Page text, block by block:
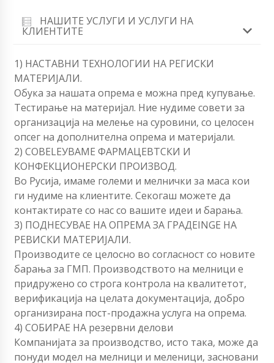
НАШИТЕ УСЛУГИ И УСЛУГИ НА
КЛИЕНТИТЕ
1) НАСТАВНИ ТЕХНОЛОГИИ НА РЕГИСКИ
МАТЕРИЈАЛИ.
Обука за нашата опрема е можна пред купување.
Тестирање на материјал. Ние нудиме совети за
организација на мелење на суровини, со целосен
опсег на дополнителна опрема и материјали.
2) СОВЕLEУВАМЕ ФАРМАЦЕВТСКИ И
КОНФЕКЦИОНЕРСКИ ПРОИЗВОД.
Во Русија, имаме големи и мелнички за маса кои
ги нудиме на клиентите. Секогаш можете да
контактирате со нас со вашите идеи и барања.
3) ПОДНЕСУВАЕ НА ОПРЕМА ЗА ГРАДЕINGЕ НА
РЕВИСКИ МАТЕРИЈАЛИ.
Производите се целосно во согласност со новите
барања за ГМП. Производството на мелници е
придружено со строга контрола на квалитетот,
верификација на целата документација, добро
организирана пост-продажна услуга на опрема.
4) СОБИРАЕ НА резервни делови
Компанијата за производство, исто така, може да
понуди модел на мелници и меленици, засновани